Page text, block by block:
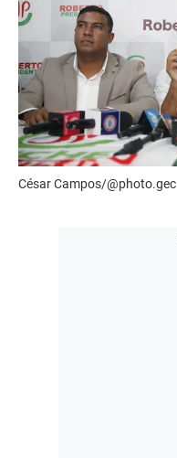
César Campos/@photo.gec